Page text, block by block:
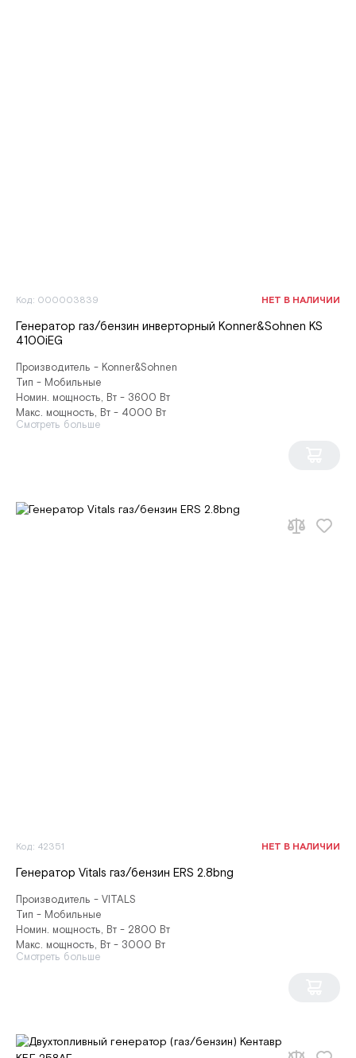
Код: 000003839 НЕТ В НАЛИЧИИ
Генератор газ/бензин инверторный Konner&Sohnen KS
4100iEG
Производитель - Konner&Sohnen
Тип - Мобильные
Номин. мощность, Вт - 3600 Вт
Макс. мощность, Вт - 4000 Вт
Смотреть больше
Код: 42351 НЕТ В НАЛИЧИИ
Генератор Vitals газ/бензин ERS 2.8bng
Производитель - VITALS
Тип - Мобильные
Номин. мощность, Вт - 2800 Вт
Макс. мощность, Вт - 3000 Вт
Смотреть больше